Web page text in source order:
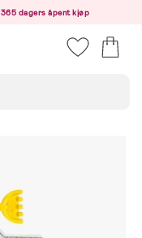
365 dagers åpent kjøp